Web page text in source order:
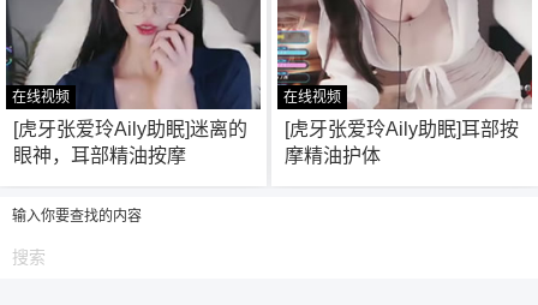
在线视频
243
[虎牙张爱玲Aily助眠]迷离的
眼神，耳部精油按摩
在线视频
522
[虎牙张爱玲Aily助眠]耳部按
摩精油护体
输入你要查找的内容